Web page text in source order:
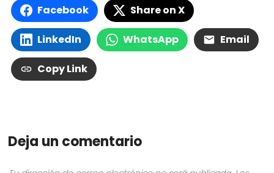
Facebook Share on X
LinkedIn WhatsApp Email
Copy Link
Deja un comentario